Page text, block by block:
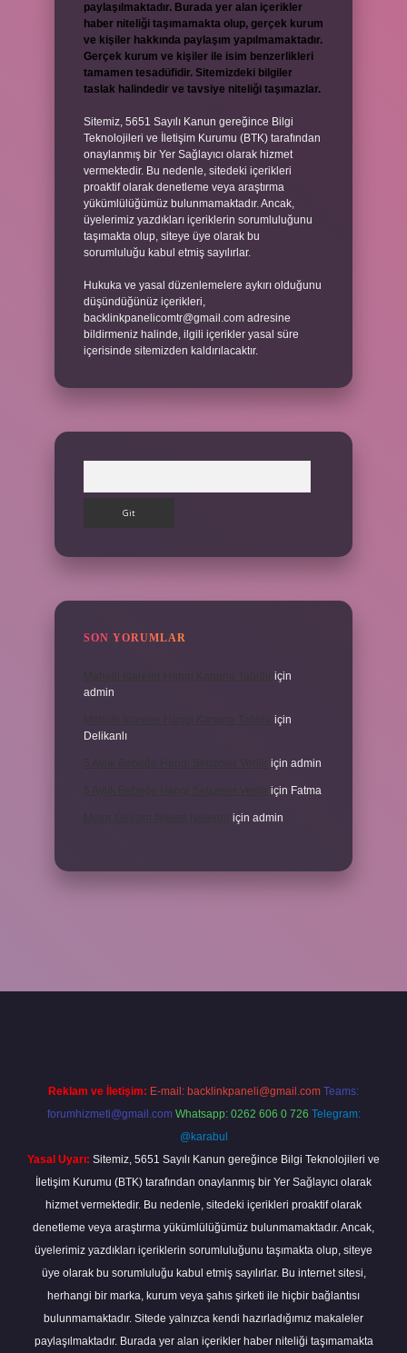
paylaşılmaktadır. Burada yer alan içerikler
haber niteliği taşımamakta olup, gerçek kurum
ve kişiler hakkında paylaşım yapılmamaktadır.
Gerçek kurum ve kişiler ile isim benzerlikleri
tamamen tesadüfidir. Sitemizdeki bilgiler
taslak halindedir ve tavsiye niteliği taşımazlar.
Sitemiz, 5651 Sayılı Kanun gereğince Bilgi
Teknolojileri ve İletişim Kurumu (BTK) tarafından
onaylanmış bir Yer Sağlayıcı olarak hizmet
vermektedir. Bu nedenle, sitedeki içerikleri
proaktif olarak denetleme veya araştırma
yükümlülüğümüz bulunmamaktadır. Ancak,
üyelerimiz yazdıkları içeriklerin sorumluluğunu
taşımakta olup, siteye üye olarak bu
sorumluluğu kabul etmiş sayılırlar.
Hukuka ve yasal düzenlemelere aykırı olduğunu
düşündüğünüz içerikleri,
backlinkpanelicomtr@gmail.com adresine
bildirmeniz halinde, ilgili içerikler yasal süre
içerisinde sitemizden kaldırılacaktır.
SON YORUMLAR
için
admin
için
Delikanlı
için admin
için Fatma
için admin
Reklam ve İletişim: E-mail: backlinkpaneli@gmail.com Teams:
forumhizmeti@gmail.com Whatsapp: 0262 606 0 726 Telegram:
@karabul
Yasal Uyarı: Sitemiz, 5651 Sayılı Kanun gereğince Bilgi Teknolojileri ve
İletişim Kurumu (BTK) tarafından onaylanmış bir Yer Sağlayıcı olarak
hizmet vermektedir. Bu nedenle, sitedeki içerikleri proaktif olarak
denetleme veya araştırma yükümlülüğümüz bulunmamaktadır. Ancak,
üyelerimiz yazdıkları içeriklerin sorumluluğunu taşımakta olup, siteye
üye olarak bu sorumluluğu kabul etmiş sayılırlar. Bu internet sitesi,
herhangi bir marka, kurum veya şahıs şirketi ile hiçbir bağlantısı
bulunmamaktadır. Sitede yalnızca kendi hazırladığımız makaleler
paylaşılmaktadır. Burada yer alan içerikler haber niteliği taşımamakta